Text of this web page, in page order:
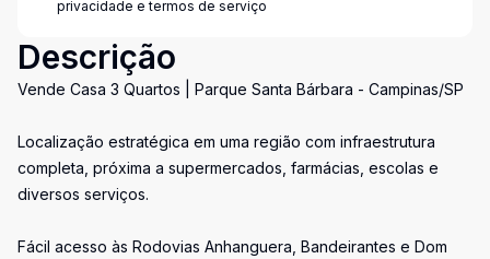
privacidade e termos de serviço
Descrição
Vende Casa 3 Quartos | Parque Santa Bárbara - Campinas/SP
Localização estratégica em uma região com infraestrutura
completa, próxima a supermercados, farmácias, escolas e
diversos serviços.
Fácil acesso às Rodovias Anhanguera, Bandeirantes e Dom